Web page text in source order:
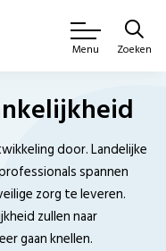
Menu Zoeken
door. Landelijke
spannen
zorg te leveren.
zullen naar
gaan knellen.